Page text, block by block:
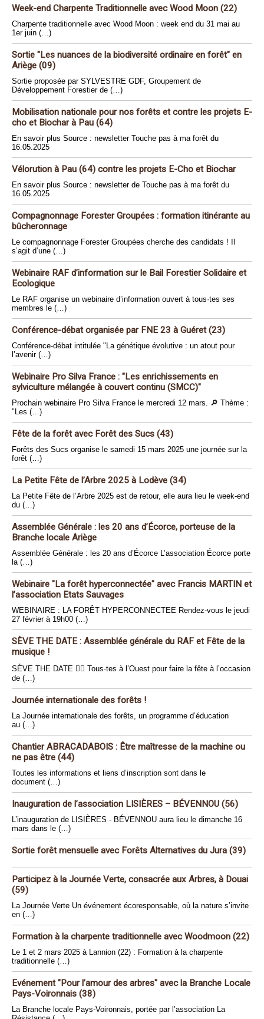
Week-end Charpente Traditionnelle avec Wood Moon (22)
Charpente traditionnelle avec Wood Moon : week end du 31 mai au
1er juin (…)
Sortie "Les nuances de la biodiversité ordinaire en forêt" en
Ariège (09)
Sortie proposée par SYLVESTRE GDF, Groupement de
Développement Forestier de (…)
Mobilisation nationale pour nos forêts et contre les projets E-
cho et Biochar à Pau (64)
En savoir plus Source : newsletter Touche pas à ma forêt du
16.05.2025
Vélorution à Pau (64) contre les projets E-Cho et Biochar
En savoir plus Source : newsletter de Touche pas à ma forêt du
16.05.2025
Compagnonnage Forester Groupées : formation itinérante au
bûcheronnage
Le compagnonnage Forester Groupées cherche des candidats ! Il
s’agit d’une (…)
Webinaire RAF d’information sur le Bail Forestier Solidaire et
Ecologique
Le RAF organise un webinaire d’information ouvert à tous·tes ses
membres le (…)
Conférence-débat organisée par FNE 23 à Guéret (23)
Conférence-débat intitulée "La génétique évolutive : un atout pour
l’avenir (…)
Webinaire Pro Silva France : "Les enrichissements en
sylviculture mélangée à couvert continu (SMCC)"
Prochain webinaire Pro Silva France le mercredi 12 mars. 🔎 Thème :
"Les (…)
Fête de la forêt avec Forêt des Sucs (43)
Forêts des Sucs organise le samedi 15 mars 2025 une journée sur la
forêt (…)
La Petite Fête de l’Arbre 2025 à Lodève (34)
La Petite Fête de l’Arbre 2025 est de retour, elle aura lieu le week-end
du (…)
Assemblée Générale : les 20 ans d’Écorce, porteuse de la
Branche locale Ariège
Assemblée Générale : les 20 ans d’Écorce L’association Écorce porte
la (…)
Webinaire "La forêt hyperconnectée" avec Francis MARTIN et
l’association Etats Sauvages
WEBINAIRE : LA FORÊT HYPERCONNECTEE Rendez-vous le jeudi
27 février à 19h00 (…)
SÈVE THE DATE : Assemblée générale du RAF et Fête de la
musique !
SÈVE THE DATE 🏴‍☠️ Tous·tes à l’Ouest pour faire la fête à l’occasion
de (…)
Journée internationale des forêts !
La Journée internationale des forêts, un programme d’éducation
au (…)
Chantier ABRACADABOIS : Être maîtresse de la machine ou
ne pas être (44)
Toutes les informations et liens d’inscription sont dans le
document (…)
Inauguration de l’association LISIÈRES – BÉVENNOU (56)
L’inauguration de LISIÈRES - BÉVENNOU aura lieu le dimanche 16
mars dans le (…)
Sortie forêt mensuelle avec Forêts Alternatives du Jura (39)
Participez à la Journée Verte, consacrée aux Arbres, à Douai
(59)
La Journée Verte Un événement écoresponsable, où la nature s’invite
en (…)
Formation à la charpente traditionnelle avec Woodmoon (22)
Le 1 et 2 mars 2025 à Lannion (22) : Formation à la charpente
traditionnelle (…)
Evénement "Pour l’amour des arbres" avec la Branche Locale
Pays-Voironnais (38)
La Branche locale Pays-Voironnais, portée par l’association La